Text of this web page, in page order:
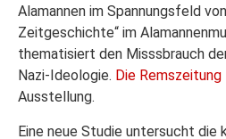
Alamannen im Spannungsfeld
Zeitgeschichte“ im
thematisiert den Misssbrauch
Nazi-Ideologie. Die
Ausstellung.
Eine neue Studie untersucht die